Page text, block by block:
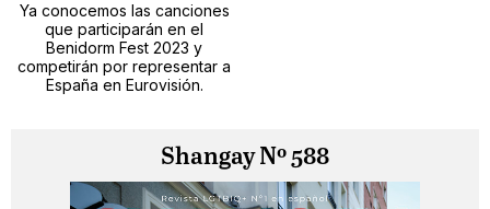
Ya conocemos las canciones
que participarán en el
Benidorm Fest 2023 y
competirán por representar a
España en Eurovisión.
Shangay Nº 588